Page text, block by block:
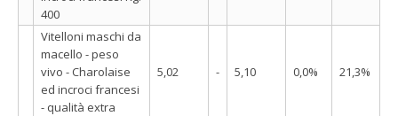
400
Vitelloni maschi da
macello - peso
vivo - Charolaise
ed incroci francesi
- qualità extra
5,02 - 5,10 0,0% 21,3%